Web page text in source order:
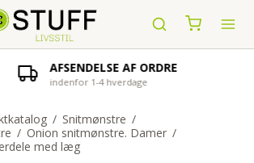
AFSENDELSE AF ORDRE
indenfor 1-4 hverdage
/ Snitmønstre /
/ Onion snitmønstre. Damer /
med læg